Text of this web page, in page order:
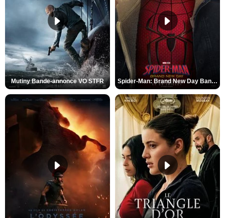
Mutiny Bande-annonce VO STFR Spider-Man: Brand New Day Bande-annonce VO STFR